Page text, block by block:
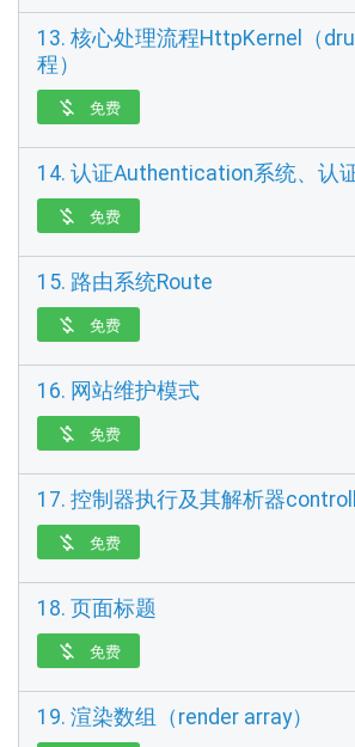
13. 核心处理流程HttpKernel（
程）
 免费
14. 认证Authentication系统、认
 免费
15. 路由系统Route
 免费
16. 网站维护模式
 免费
17. 控制器执行及其解析器
 免费
18. 页面标题
 免费
19. 渲染数组（render array）